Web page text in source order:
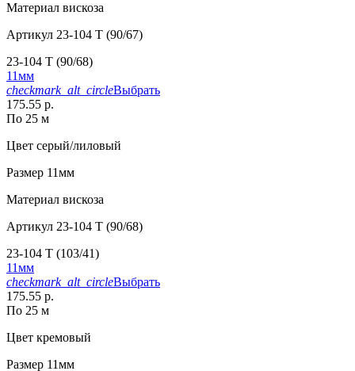
Материал вискоза
Артикул 23-104 T (90/67)
23-104 T (90/68)
11мм
checkmark_alt_circleВыбрать
175.55 р.
По 25 м
Цвет серый/лиловый
Размер 11мм
Материал вискоза
Артикул 23-104 T (90/68)
23-104 T (103/41)
11мм
checkmark_alt_circleВыбрать
175.55 р.
По 25 м
Цвет кремовый
Размер 11мм